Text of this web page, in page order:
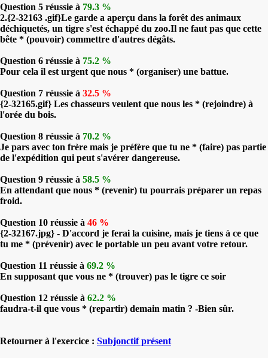
Question 5 réussie à 79.3 %
2.{2-32163 .gif}Le garde a aperçu dans la forêt des animaux
déchiquetés, un tigre s'est échappé du zoo.Il ne faut pas que cette
bête * (pouvoir) commettre d'autres dégâts.
Question 6 réussie à 75.2 %
Pour cela il est urgent que nous * (organiser) une battue.
Question 7 réussie à 32.5 %
{2-32165.gif} Les chasseurs veulent que nous les * (rejoindre) à
l'orée du bois.
Question 8 réussie à 70.2 %
Je pars avec ton frère mais je préfère que tu ne * (faire) pas partie
de l'expédition qui peut s'avérer dangereuse.
Question 9 réussie à 58.5 %
En attendant que nous * (revenir) tu pourrais préparer un repas
froid.
Question 10 réussie à 46 %
{2-32167.jpg} - D'accord je ferai la cuisine, mais je tiens à ce que
tu me * (prévenir) avec le portable un peu avant votre retour.
Question 11 réussie à 69.2 %
En supposant que vous ne * (trouver) pas le tigre ce soir
Question 12 réussie à 62.2 %
faudra-t-il que vous * (repartir) demain matin ? -Bien sûr.
Retourner à l'exercice : Subjonctif présent